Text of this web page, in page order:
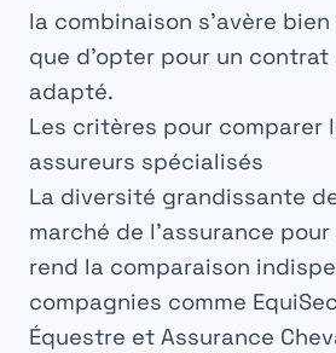
la combinaison s’avère
que d’opter pour un contrat
adapté.
Les critères pour comparer
assureurs spécialisés
La diversité grandissante
marché de l’assurance
rend la comparaison
compagnies comme
Équestre et Assurance